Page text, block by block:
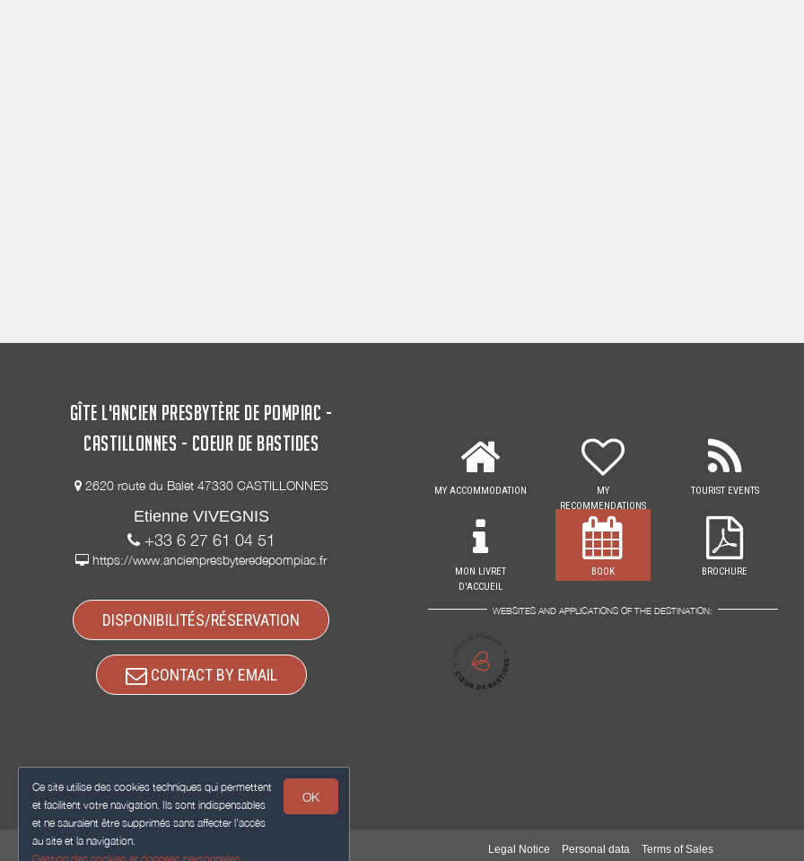
Ce site utilise des cookies techniques qui permettent
et facilitent votre navigation. Ils sont indispensables
et ne sauraient être supprimés sans affecter l’accès
au site et la navigation.
OK
GÎTE L'ANCIEN PRESBYTÈRE DE POMPIAC -
CASTILLONNES - COEUR DE BASTIDES
2620 route du Balet 47330 CASTILLONNES
Etienne VIVEGNIS
+33 6 27 61 04 51
https://www.ancienpresbyteredepompiac.fr
DISPONIBILITÉS/RÉSERVATION
CONTACT BY EMAIL
MY ACCOMMODATION
MY
RECOMMENDATIONS
TOURIST EVENTS
MON LIVRET
D'ACCUEIL
BOOK BROCHURE
WEBSITES AND APPLICATIONS OF THE DESTINATION:
Legal Notice Personal data Terms of Sales